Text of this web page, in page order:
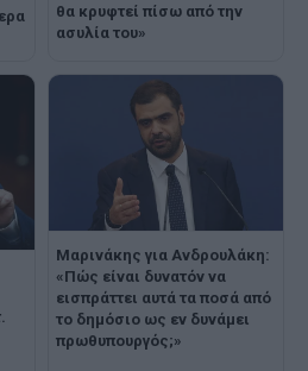
θα κρυφτεί πίσω από την
ασυλία του»
Μαρινάκης για Ανδρουλάκη:
«Πώς είναι δυνατόν να
εισπράττει αυτά τα ποσά από
το δημόσιο ως εν δυνάμει
πρωθυπουργός;»